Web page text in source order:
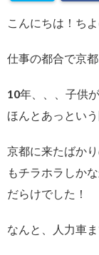
こんにちは！ち
仕事の都合で京
10年、、、子供
ほんとあっとい
京都に来たばか
もチラホラしか
だらけでした！
なんと、人力車